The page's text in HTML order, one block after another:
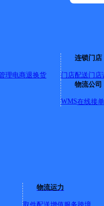
理电商退换货
连锁门店
门店配送门店
物流公司
WMS在线接单
物流运力